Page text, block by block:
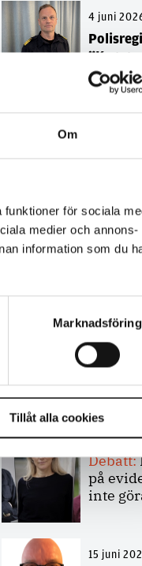
Om
funktioner för sociala
medier och annons-
information som du
Marknadsföring
Tillåt alla cookies
4 juni
Debatt
9 juli
om
inte
8 juli 2026
Replik:
7 juli 2026
Debatt:
på
inte
15 juni